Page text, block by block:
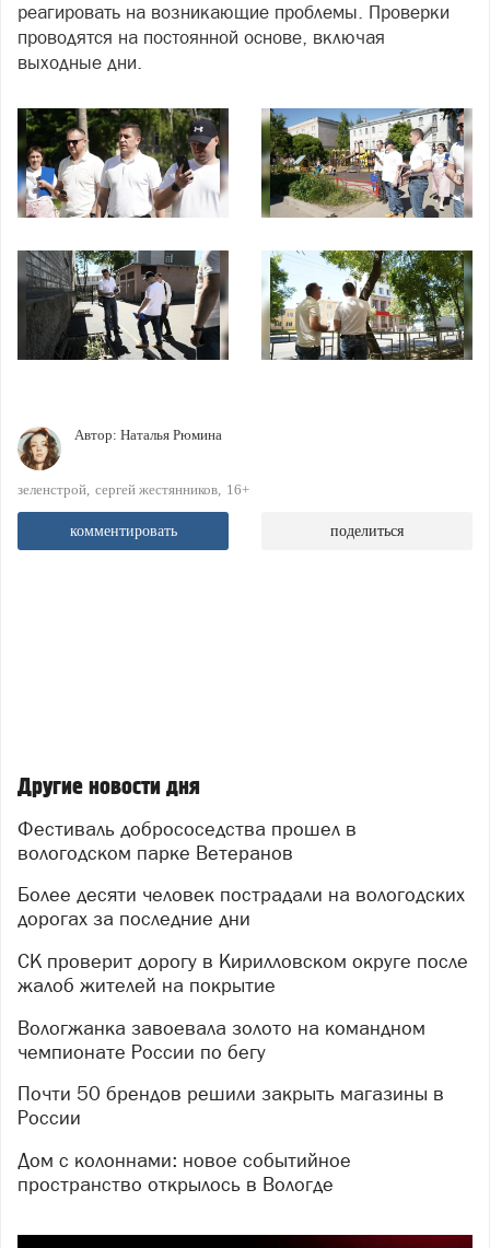
реагировать на возникающие проблемы. Проверки
проводятся на постоянной основе, включая
выходные дни.
Автор: Наталья Рюмина
зеленстрой сергей жестянников 16+
комментировать поделиться
Другие новости дня
Фестиваль добрососедства прошел в
вологодском парке Ветеранов
Более десяти человек пострадали на вологодских
дорогах за последние дни
СК проверит дорогу в Кирилловском округе после
жалоб жителей на покрытие
Вологжанка завоевала золото на командном
чемпионате России по бегу
Почти 50 брендов решили закрыть магазины в
России
Дом с колоннами: новое событийное
пространство открылось в Вологде